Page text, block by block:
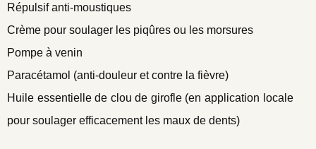
Répulsif anti-moustiques
Crème pour soulager les piqûres ou les morsures
Pompe à venin
Paracétamol (anti-douleur et contre la fièvre)
Huile essentielle de clou de girofle (en application locale
pour soulager efficacement les maux de dents)